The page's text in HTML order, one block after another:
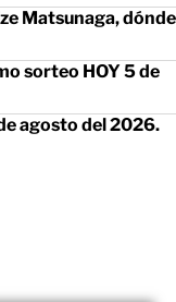
Matsunaga, dónde
sorteo HOY 5 de
agosto del 2026.